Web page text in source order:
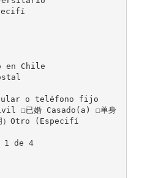
en Chile
o teléfono fijo
☐已婚 Casado(a) ☐单身
）Otro (Especifí
1 de 4